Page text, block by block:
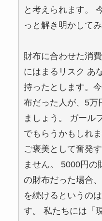
と考えられます。
っと解き明かしてみ
財布に合わせた消
にはまるリスク あ
持ったとします。
布だった人が、5万
ましょう。 ガール
でもらうかもしれ
ご褒美として奮発
ません。 5000円の
の財布だった場合
を続けるというの
す。 私たちには「